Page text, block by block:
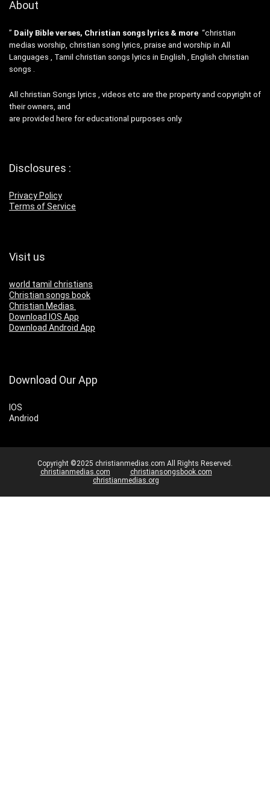
About
” Daily Bible verses, Christian songs lyrics & more “christian
medias worship, christian song lyrics, praise and worship in All
Languages , Tamil christian songs lyrics in English , English christian
songs .
All christian Songs lyrics , videos etc are the property and copyright of
their owners, and
are provided here for educational purposes only.
Disclosures :
Privacy Policy
Terms of Service
Visit us
world tamil christians
Christian songs book
Christian Medias
Download IOS App
Download Android App
Download Our App
IOS
Andriod
Copyright ©2025 christianmedias.com All Rights Reserved.
christianmedias.com
christiansongsbook.com
christianmedias.org